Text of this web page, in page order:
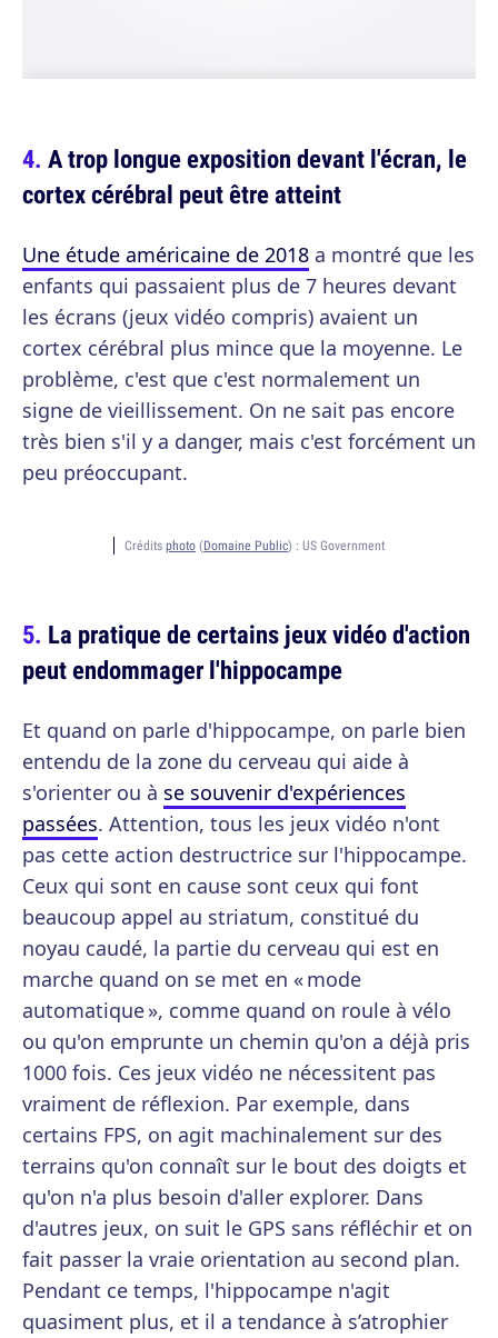
A trop longue exposition devant l'écran, le
cortex cérébral peut être atteint
Une étude américaine de 2018 a montré que les
enfants qui passaient plus de 7 heures devant
les écrans (jeux vidéo compris) avaient un
cortex cérébral plus mince que la moyenne. Le
problème, c'est que c'est normalement un
signe de vieillissement. On ne sait pas encore
très bien s'il y a danger, mais c'est forcément un
peu préoccupant.
Crédits photo (Domaine Public) : US Government
La pratique de certains jeux vidéo d'action
peut endommager l'hippocampe
Et quand on parle d'hippocampe, on parle bien
entendu de la zone du cerveau qui aide à
s'orienter ou à se souvenir d'expériences
passées. Attention, tous les jeux vidéo n'ont
pas cette action destructrice sur l'hippocampe.
Ceux qui sont en cause sont ceux qui font
beaucoup appel au striatum, constitué du
noyau caudé, la partie du cerveau qui est en
marche quand on se met en « mode
automatique », comme quand on roule à vélo
ou qu'on emprunte un chemin qu'on a déjà pris
1000 fois. Ces jeux vidéo ne nécessitent pas
vraiment de réflexion. Par exemple, dans
certains FPS, on agit machinalement sur des
terrains qu'on connaît sur le bout des doigts et
qu'on n'a plus besoin d'aller explorer. Dans
d'autres jeux, on suit le GPS sans réfléchir et on
fait passer la vraie orientation au second plan.
Pendant ce temps, l'hippocampe n'agit
quasiment plus, et il a tendance à s’atrophier